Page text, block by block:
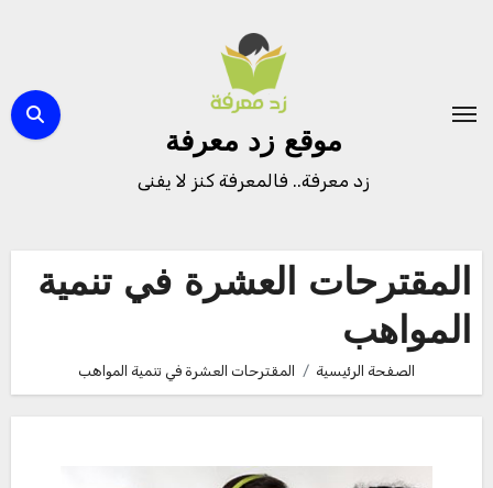
موقع زد معرفة
زد معرفة.. فالمعرفة كنز لا يفنى
المقترحات العشرة في تنمية
المواهب
الصفحة الرئيسية المقترحات العشرة في تنمية المواهب